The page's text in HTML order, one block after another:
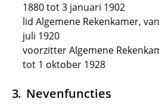
1880 tot 3 januari 1902
lid Algemene Rekenkamer,
juli 1920
voorzitter Algemene
tot 1 oktober 1928
Nevenfuncties